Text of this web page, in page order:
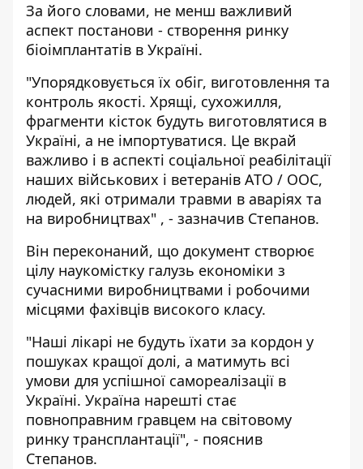
За його словами, не менш важливий
аспект постанови - створення ринку
біоімплантатів в Україні.
"Упорядковується їх обіг, виготовлення та
контроль якості. Хрящі, сухожилля,
фрагменти кісток будуть виготовлятися в
Україні, а не імпортуватися. Це вкрай
важливо і в аспекті соціальної реабілітації
наших військових і ветеранів АТО / ООС,
людей, які отримали травми в аваріях та
на виробництвах" , - зазначив Степанов.
Він переконаний, що документ створює
цілу наукомістку галузь економіки з
сучасними виробництвами і робочими
місцями фахівців високого класу.
"Наші лікарі не будуть їхати за кордон у
пошуках кращої долі, а матимуть всі
умови для успішної самореалізації в
Україні. Україна нарешті стає
повноправним гравцем на світовому
ринку трансплантації", - пояснив
Степанов.